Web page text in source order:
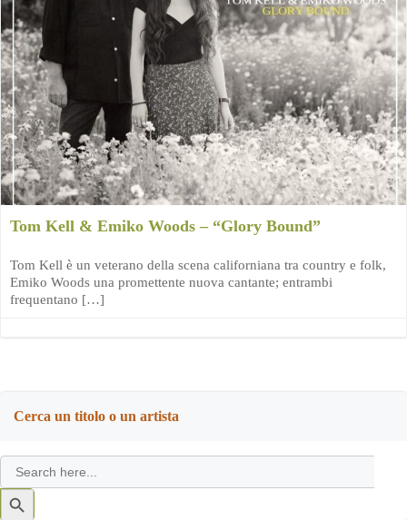
Tom Kell & Emiko Woods – “Glory Bound”
Tom Kell è un veterano della scena californiana tra country e folk,
Emiko Woods una promettente nuova cantante; entrambi
frequentano […]
Cerca un titolo o un artista
Search
for:
Search
Button